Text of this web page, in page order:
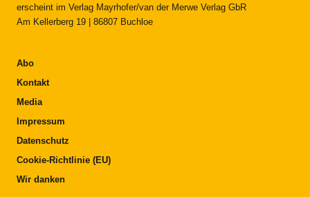
erscheint im Verlag Mayrhofer/van der Merwe Verlag GbR
Am Kellerberg 19 | 86807 Buchloe
Abo
Kontakt
Media
Impressum
Datenschutz
Cookie-Richtlinie (EU)
Wir danken